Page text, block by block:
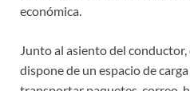
económica.
Junto al asiento del
dispone de un espacio de